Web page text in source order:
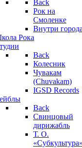
Back
Рок на
Смоленке
Внутри
Рока
Back
Колесник
Чувакам
(Chuvakam)
IGSD Records
Back
Свинцовый
дирижабль
Т. О.